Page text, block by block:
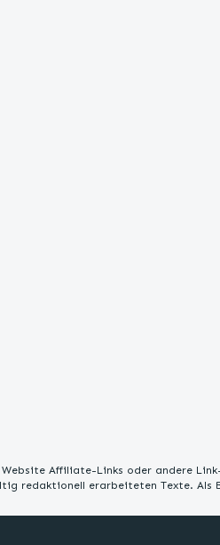
Affiliate-Links oder andere
redaktionell erarbeiteten Texte. Als